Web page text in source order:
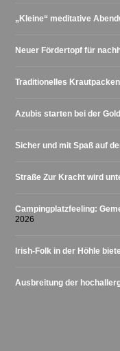
„Kleine“ meditative
Neuer Fördertopf für
Traditionelles
Azubis starten bei der
Sicher und mit Spaß auf
Straße Zur Kracht wird
Campingplatzfeeling:
2026
Irish-Folk in der Höhle
Ausbreitung der